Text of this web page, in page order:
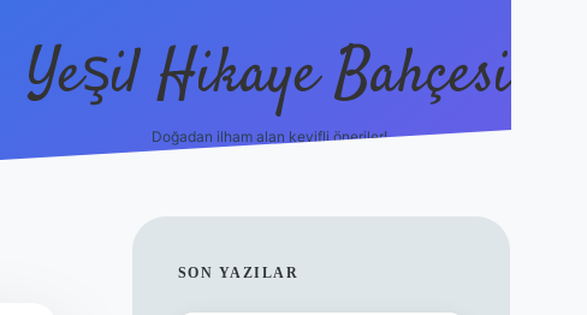
Yeşil Hikaye Bahçesi
Doğadan ilham alan keyifli öneriler!
SIDEBAR
SON YAZILAR
https://betci.co/en